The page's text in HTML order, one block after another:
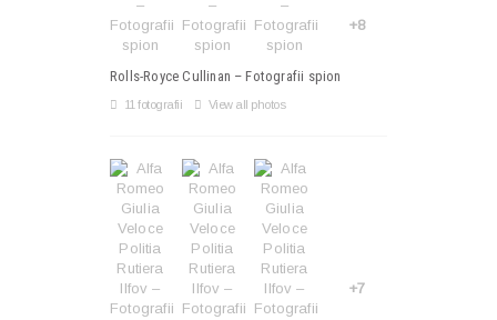
+8
Rolls-Royce Cullinan – Fotografii spion
11 fotografii View all photos
+7